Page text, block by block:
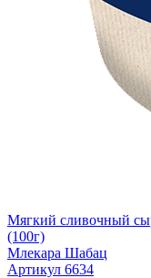
Мягкий сливочный
(100г)
Млекара Шабац
Артикул 6634